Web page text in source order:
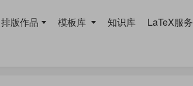
排版作品 模板库 知识库 LaTeX服务